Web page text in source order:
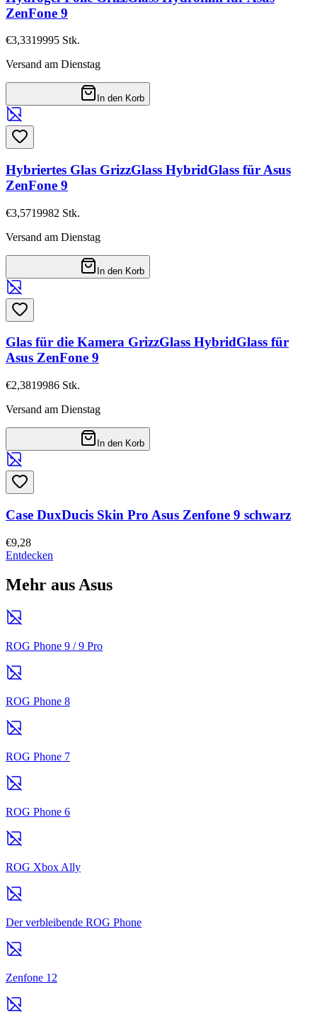
ZenFone 9
€3,3319995 Stk.
Versand am Dienstag
In den Korb
Hybriertes Glas GrizzGlass HybridGlass für Asus
ZenFone 9
€3,5719982 Stk.
Versand am Dienstag
In den Korb
Glas für die Kamera GrizzGlass HybridGlass für
Asus ZenFone 9
€2,3819986 Stk.
Versand am Dienstag
In den Korb
Case DuxDucis Skin Pro Asus Zenfone 9 schwarz
€9,28
Entdecken
Mehr aus Asus
ROG Phone 9 / 9 Pro
ROG Phone 8
ROG Phone 7
ROG Phone 6
ROG Xbox Ally
Der verbleibende ROG Phone
Zenfone 12